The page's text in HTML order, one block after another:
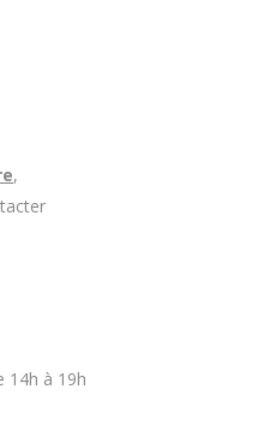
utile et valorisant pour
,
14h à 19h